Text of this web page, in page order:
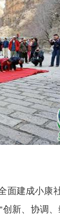
建成小康
新、协调